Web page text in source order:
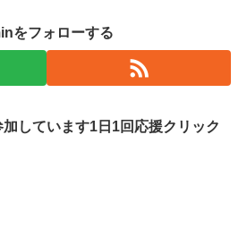
をフォローする
しています1日1回応援クリック